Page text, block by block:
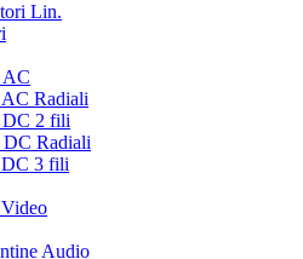
Lin.
AC
Radiali
DC 2 fili
Radiali
3 fili
Audio